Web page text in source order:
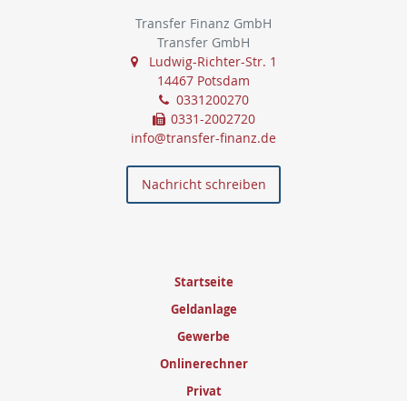
Transfer Finanz GmbH
Transfer GmbH
Ludwig-Richter-Str. 1
14467 Potsdam
0331200270
0331-2002720
info@transfer-finanz.de
Nachricht schreiben
Startseite
Geldanlage
Gewerbe
Onlinerechner
Privat